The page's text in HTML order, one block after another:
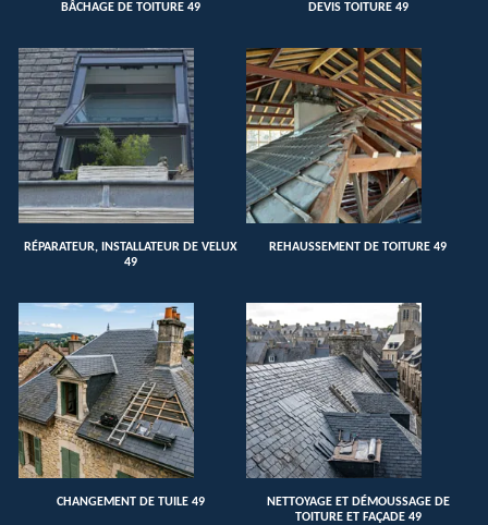
BÂCHAGE DE TOITURE 49 DEVIS TOITURE 49
RÉPARATEUR, INSTALLATEUR DE VELUX
49
REHAUSSEMENT DE TOITURE 49
CHANGEMENT DE TUILE 49
NETTOYAGE ET DÉMOUSSAGE DE
TOITURE ET FAÇADE 49